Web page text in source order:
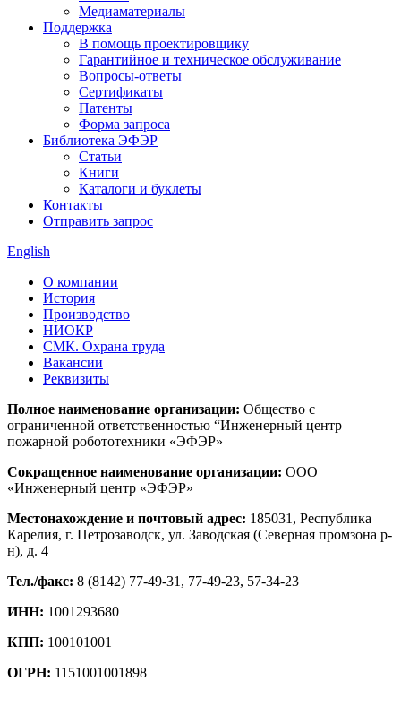
Медиаматериалы
Поддержка
В помощь проектировщику
Гарантийное и техническое обслуживание
Вопросы-ответы
Сертификаты
Патенты
Форма запроса
Библиотека ЭФЭР
Статьи
Книги
Каталоги и буклеты
Контакты
Отправить запрос
English
О компании
История
Производство
НИОКР
СМК. Охрана труда
Вакансии
Реквизиты
Полное наименование организации: Общество с
ограниченной ответственностью “Инженерный центр
пожарной робототехники «ЭФЭР»
Сокращенное наименование организации: ООО
«Инженерный центр «ЭФЭР»
Местонахождение и почтовый адрес: 185031, Республика
Карелия, г. Петрозаводск, ул. Заводская (Северная промзона р-
н), д. 4
Тел./факс: 8 (8142) 77-49-31, 77-49-23, 57-34-23
ИНН: 1001293680
КПП: 100101001
ОГРН: 1151001001898